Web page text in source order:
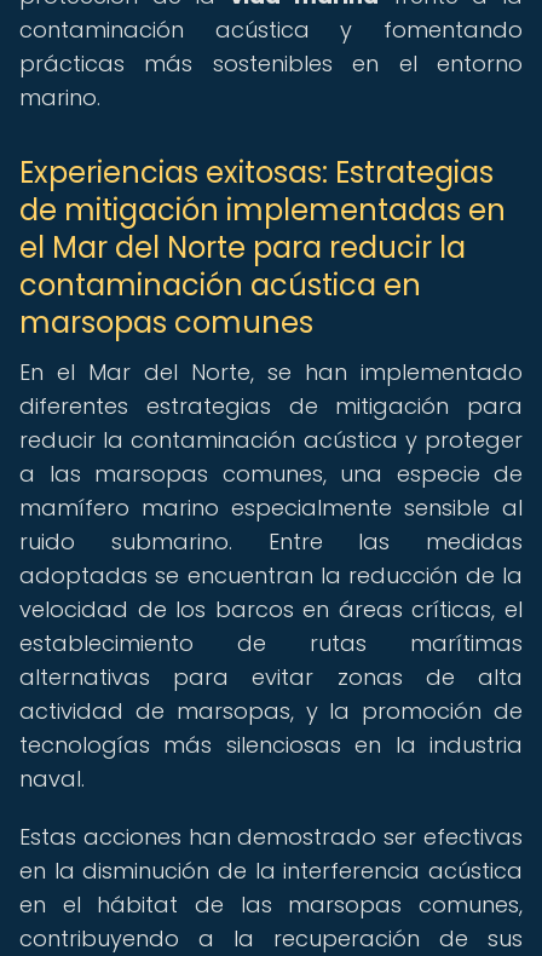
contaminación acústica y fomentando
prácticas más sostenibles en el entorno
marino.
Experiencias exitosas: Estrategias
de mitigación implementadas en
el Mar del Norte para reducir la
contaminación acústica en
marsopas comunes
En el Mar del Norte, se han implementado
diferentes estrategias de mitigación para
reducir la contaminación acústica y proteger
a las marsopas comunes, una especie de
mamífero marino especialmente sensible al
ruido submarino. Entre las medidas
adoptadas se encuentran la reducción de la
velocidad de los barcos en áreas críticas, el
establecimiento de rutas marítimas
alternativas para evitar zonas de alta
actividad de marsopas, y la promoción de
tecnologías más silenciosas en la industria
naval.
Estas acciones han demostrado ser efectivas
en la disminución de la interferencia acústica
en el hábitat de las marsopas comunes,
contribuyendo a la recuperación de sus